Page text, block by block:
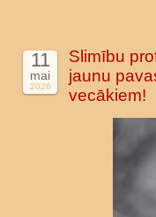
11
mai
2026
Slimību
jaunu
vecākiem!